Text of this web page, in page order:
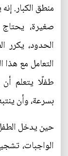
منطق الكبار.
صغيرة،
الحدود، يكرر
التعامل مع هذا
طفلًا يتعلم
بسرعة، وأن
حين يدخل
الواجبات،